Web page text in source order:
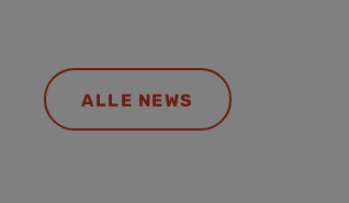
ALLE NEWS